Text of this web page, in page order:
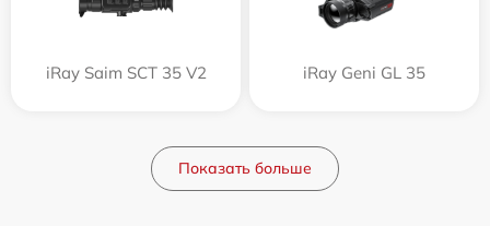
iRay Saim SCT 35 V2 iRay Geni GL 35
Показать больше